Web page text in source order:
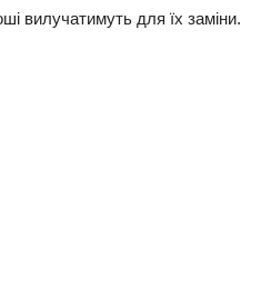
вилучатимуть для їх заміни.